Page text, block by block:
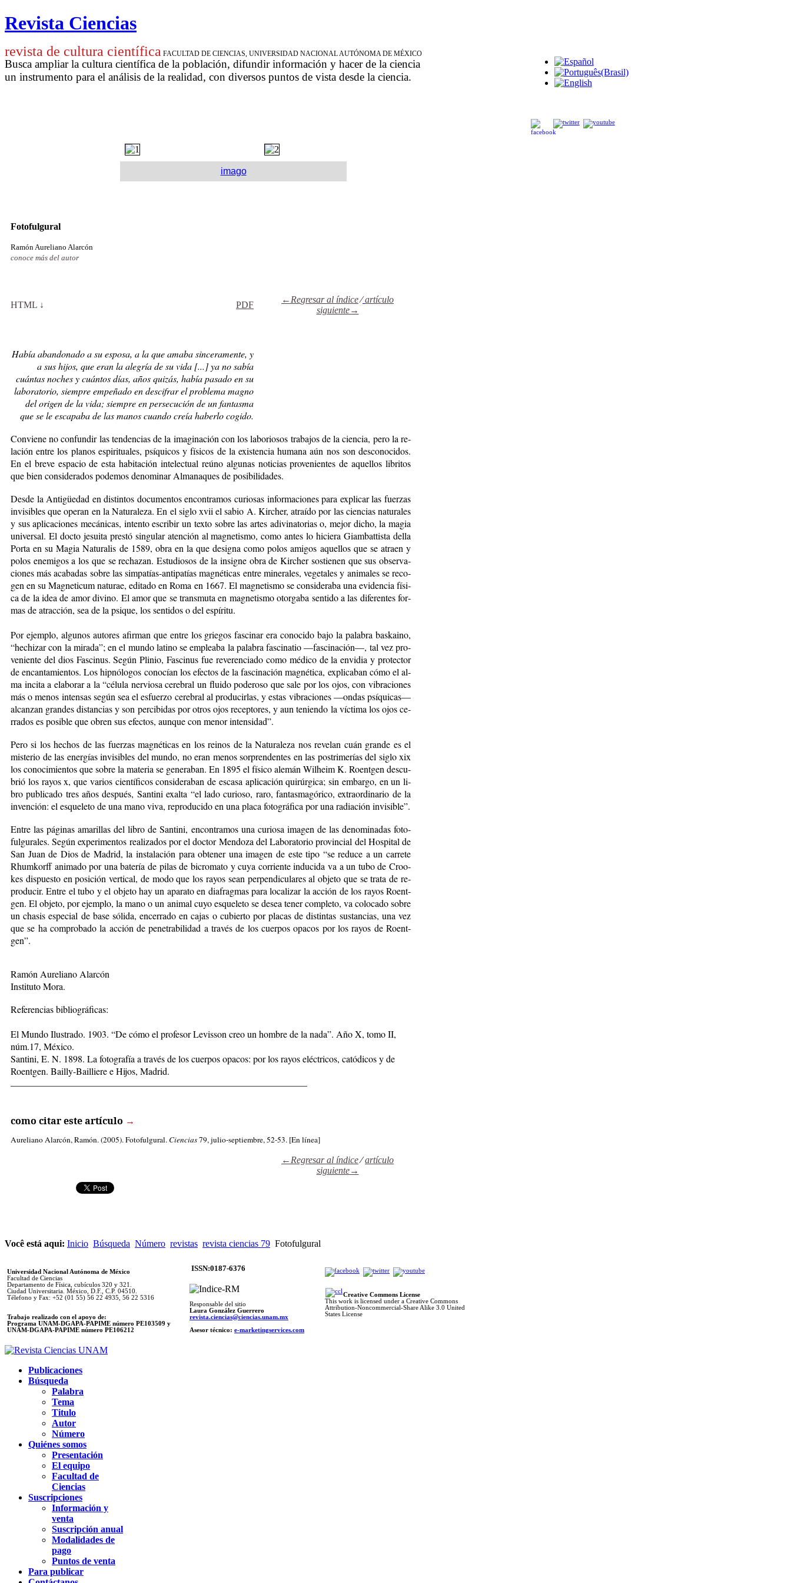
Revista Ciencias
revista de cultura científica FACULTAD DE CIENCIAS, UNIVERSIDAD NACIONAL AUTÓNOMA DE MÉXICO
Busca ampliar la cultura científica de la población, difundir información y hacer de la ciencia
un instrumento para el análisis de la realidad, con diversos puntos de vista desde la ciencia.
imago
Fotofulgural
Ramón Aureliano Alarcón
conoce más del autor
HTML ↓ PDF
←Regresar al índice ⁄ artículo
siguiente→
Había abandonado a su esposa, a la que amaba sinceramente, y
a sus hijos, que eran la alegría de su vida [...] ya no sabía
cuántas noches y cuántos días, años quizás, había pasado en su
laboratorio, siempre empeñado en descifrar el problema magno
del origen de la vida; siempre en persecución de un fantasma
que se le escapaba de las manos cuando creía haberlo cogido.
Con­vie­ne no con­fun­dir las ten­den­cias de la ima­gi­na­ción con los la­bo­rio­sos tra­ba­jos de la cien­cia, pe­ro la re­
la­ción en­tre los pla­nos es­pi­ri­tua­les, psí­qui­cos y fí­si­cos de la exis­ten­cia hu­ma­na aún nos son des­co­no­ci­dos.
En el bre­ve es­pa­cio de es­ta ha­bi­ta­ción in­te­lec­tual reú­no al­gu­nas no­ti­cias pro­ve­nien­tes de aque­llos li­bri­tos
que bien con­si­de­ra­dos po­de­mos de­no­mi­nar Al­ma­na­ques de po­si­bi­li­da­des.
Des­de la An­ti­güe­dad en dis­tin­tos do­cu­men­tos en­con­tra­mos cu­rio­sas in­for­ma­cio­nes pa­ra ex­pli­car las fuer­zas
in­vi­si­bles que ope­ran en la Na­tu­ra­le­za. En el si­glo xvii el sa­bio A. Kir­cher, atraí­do por las cien­cias na­tu­ra­les
y sus apli­ca­cio­nes me­cá­ni­cas, in­ten­to es­cri­bir un tex­to so­bre las ar­tes adi­vi­na­to­rias o, me­jor di­cho, la ma­gia
uni­ver­sal. El doc­to je­sui­ta pres­tó sin­gu­lar aten­ción al mag­ne­tis­mo, co­mo an­tes lo hi­cie­ra Giam­bat­tis­ta de­lla
Por­ta en su Ma­gia Na­tu­ra­lis de 1589, obra en la que de­sig­na co­mo po­los ami­gos aque­llos que se atraen y
po­los ene­mi­gos a los que se re­cha­zan. Es­tu­dio­sos de la in­sig­ne obra de Kir­cher sos­tie­nen que sus ob­ser­va­
cio­nes más aca­ba­das so­bre las sim­pa­tías-an­ti­pa­tías mag­né­ti­cas en­tre mi­ne­ra­les, ve­ge­ta­les y ani­ma­les se re­co­
gen en su Mag­ne­ti­cum na­tu­rae, edi­ta­do en Ro­ma en 1667. El mag­ne­tis­mo se con­si­de­ra­ba una evi­den­cia fí­si­
ca de la idea de amor di­vi­no. El amor que se trans­mu­ta en mag­ne­tis­mo otor­ga­ba sen­ti­do a las di­fe­ren­tes for­
mas de atrac­ción, sea de la psi­que, los sen­ti­dos o del es­pí­ri­tu.
Por ejem­plo, al­gu­nos auto­res afir­man que en­tre los grie­gos fas­ci­nar era co­no­ci­do bajo la pa­la­bra bas­kai­no,
“hechi­zar con la mi­ra­da”; en el mun­do la­ti­no se em­plea­ba la pa­la­bra fas­ci­na­tio —fas­ci­na­ción—, tal vez pro­
ve­nien­te del dios Fas­ci­nus. Se­gún Pli­nio, Fas­ci­nus fue re­ve­ren­cia­do co­mo mé­di­co de la en­vi­dia y pro­tec­tor
de en­can­ta­mien­tos. Los hip­nó­lo­gos co­no­cían los efec­tos de la fas­ci­na­ción mag­né­ti­ca, ex­pli­ca­ban có­mo el al­
ma in­ci­ta a ela­bo­rar a la “cé­lu­la ner­vio­sa ce­re­bral un flui­do po­de­ro­so que sa­le por los ojos, con vi­bra­cio­nes
más o me­nos in­ten­sas se­gún sea el es­fuer­zo ce­re­bral al pro­du­cir­las, y es­tas vi­bra­cio­nes —on­das psí­qui­cas—
al­can­zan gran­des dis­tan­cias y son per­ci­bi­das por otros ojos re­cep­to­res, y aun te­nien­do la víc­ti­ma los ojos ce­
rra­dos es po­si­ble que obren sus efec­tos, aun­que con me­nor in­ten­si­dad”.
Pe­ro si los he­chos de las fuer­zas mag­né­ti­cas en los rei­nos de la Na­tu­ra­le­za nos re­ve­lan cuán gran­de es el
mis­te­rio de las ener­gías in­vi­si­bles del mun­do, no eran me­nos sor­pren­den­tes en las pos­tri­me­rías del si­glo xix
los co­no­ci­mien­tos que so­bre la ma­te­ria se ge­ne­ra­ban. En 1895 el fí­si­co ale­mán Wil­heim K. Roent­gen des­cu­
brió los ra­yos x, que va­rios cien­tí­fi­cos con­si­de­ra­ban de es­ca­sa apli­ca­ción qui­rúr­gi­ca; sin em­bar­go, en un li­
bro pu­bli­ca­do tres años des­pués, San­ti­ni exal­ta “el la­do cu­rio­so, ra­ro, fan­tas­ma­gó­ri­co, ex­traor­di­na­rio de la
in­ven­ción: el es­que­le­to de una ma­no vi­va, re­pro­du­cido en una pla­ca fo­to­grá­fi­ca por una ra­dia­ción in­vi­si­ble”.
En­tre las pá­gi­nas ama­ri­llas del li­bro de San­ti­ni, en­con­tra­mos una cu­rio­sa ima­gen de las de­no­mi­na­das fo­to­
ful­gu­ra­les. Se­gún ex­pe­ri­men­tos rea­li­za­dos por el doc­tor Men­do­za del La­bo­ra­to­rio pro­vin­cial del Hos­pi­tal de
San Juan de Dios de Ma­drid, la ins­ta­la­ción pa­ra ob­te­ner una ima­gen de es­te ti­po “se re­du­ce a un ca­rre­te
Rhum­korff ani­ma­do por una ba­te­ría de pi­las de bi­cro­ma­to y cu­ya co­rrien­te in­du­ci­da va a un tu­bo de Croo­
kes dis­pues­to en po­si­ción ver­ti­cal, de mo­do que los ra­yos sean per­pen­dicu­la­res al ob­je­to que se tra­ta de re­
pro­du­cir. En­tre el tu­bo y el ob­je­to hay un apa­ra­to en dia­frag­mas pa­ra lo­ca­li­zar la ac­ción de los ra­yos Roent­
gen. El ob­je­to, por ejem­plo, la ma­no o un ani­mal cu­yo es­que­le­to se de­sea te­ner com­ple­to, va co­lo­ca­do so­bre
un cha­sis espe­cial de ba­se só­li­da, en­ce­rra­do en ca­jas o cu­bier­to por pla­cas de dis­tin­tas sus­tan­cias, una vez
que se ha com­pro­ba­do la ac­ción de pe­ne­tra­bi­li­dad a tra­vés de los cuer­pos opa­cos por los ra­yos de Roent­
gen”.
Ra­món Au­re­lia­no Alar­cón
Ins­ti­tu­to Mo­ra.
Re­fe­ren­cias bi­blio­grá­fi­cas:
El Mun­do Ilus­tra­do. 1903. “De có­mo el pro­fe­sor Le­vis­son creo un hom­bre de la na­da”. Año X, to­mo II,
núm.17, Mé­xi­co.
San­ti­ni, E. N. 1898. La fo­to­gra­fía a tra­vés de los cuer­pos opa­cos: por los ra­yos eléc­tri­cos, ca­tó­di­cos y de
Roent­gen. Bailly-Bai­llie­re e Hi­jos, Ma­drid.
como citar este artículo →
Aureliano Alarcón, Ramón. (2005). Fotofulgural. Ciencias79, julio-septiembre, 52-53. [En línea]
←Regresar al índice ⁄artículo
siguiente→
Você está aqui: Inicio Búsqueda Número revistas revista ciencias 79 Fotofulgural
Universidad Nacional Autónoma de México
Facultad de Ciencias
Departamento de Física, cubículos 320 y 321.
Ciudad Universitaria. México, D.F., C.P. 04510.
Télefono y Fax: +52 (01 55) 56 22 4935, 56 22 5316
Trabajo realizado con el apoyo de:
Programa UNAM-DGAPA-PAPIME número PE103509 y
UNAM-DGAPA-PAPIME número PE106212
ISSN:0187-6376
Responsable del sitio
Laura González Guerrero
revista.ciencias@ciencias.unam.mx
Asesor técnico: e-marketingservices.com
Creative Commons License
This work is licensed under a Creative Commons
Attribution-Noncommercial-Share Alike 3.0 United
States License
Publicaciones
Búsqueda
Palabra
Tema
Titulo
Autor
Número
Quiénes somos
Presentación
El equipo
Facultad de
Ciencias
Suscripciones
Información y
venta
Suscripción anual
Modalidades de
pago
Puntos de venta
Para publicar